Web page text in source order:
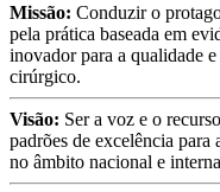
Missão: Conduzir o
pela prática baseada em
inovador para a qualidade
cirúrgico.
Visão: Ser a voz e o
padrões de excelência para
no âmbito nacional e